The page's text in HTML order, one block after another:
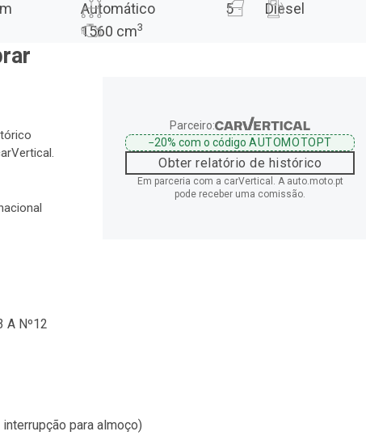
Automático 5
Diesel
1560 cm3
Parceiro:
−20%com o código AUTOMOTOPT
Obter relatório de histórico
Em parceria com a carVertical. A auto.moto.pt
pode receber uma comissão.
A Nº12
para almoço)